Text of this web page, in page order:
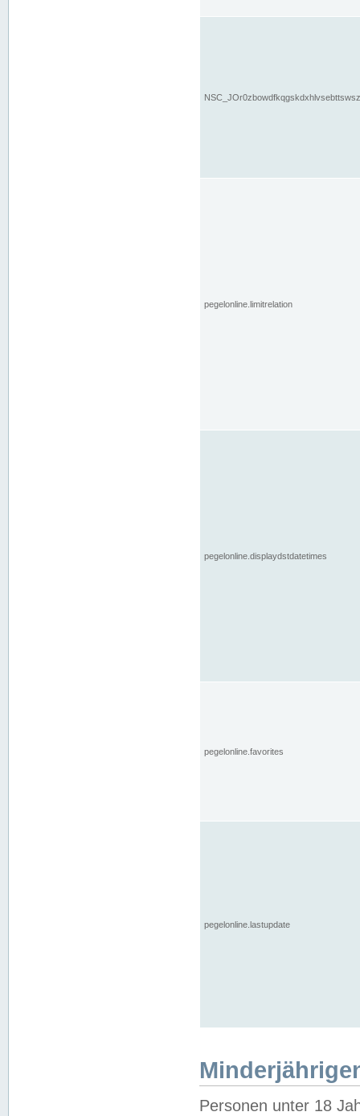
pegelonline.limitrelation
pegelonline.displaydstdatetimes
pegelonline.favorites
pegelonline.lastupdate
Personen unter 18